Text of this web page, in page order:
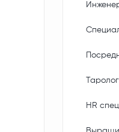
Таролог
HR